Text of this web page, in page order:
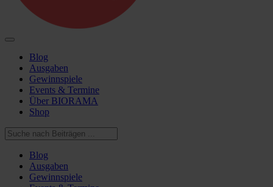
Blog
Ausgaben
Gewinnspiele
Events & Termine
Über BIORAMA
Shop
Blog
Ausgaben
Gewinnspiele